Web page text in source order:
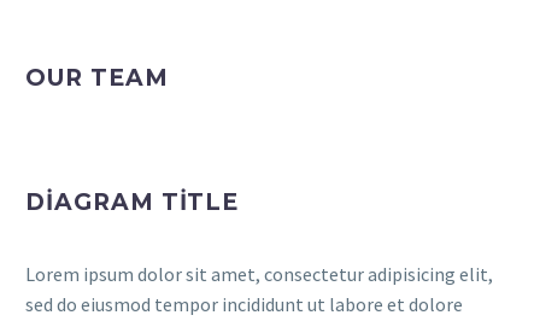
OUR TEAM
DIAGRAM TITLE
Lorem ipsum dolor sit amet, consectetur adipisicing elit,
sed do eiusmod tempor incididunt ut labore et dolore